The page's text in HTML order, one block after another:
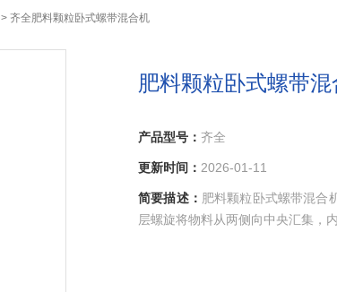
> 齐全肥料颗粒卧式螺带混合机
肥料颗粒卧式螺带混
产品型号： 齐全
更新时间： 2026-01-11
简要描述： 肥料颗粒卧式螺带混合
层螺旋将物料从两侧向中央汇集，